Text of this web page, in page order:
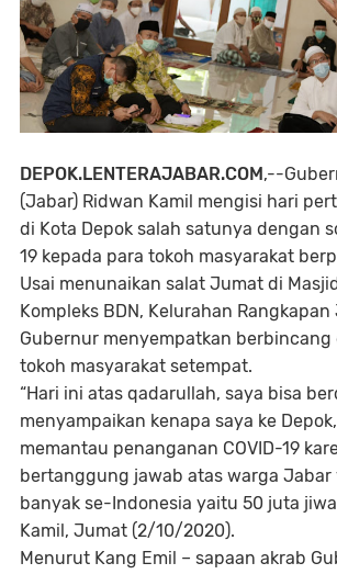
DEPOK.LENTERAJABAR.COM ,--
(Jabar) Ridwan Kamil mengisi hari
di Kota Depok salah satunya dengan
19 kepada para tokoh masyarakat
Usai menunaikan salat Jumat di
Kompleks BDN, Kelurahan
Gubernur menyempatkan berbincang
tokoh masyarakat setempat.
“Hari ini atas qadarullah, saya bisa
menyampaikan kenapa saya ke
memantau penanganan COVID-19
bertanggung jawab atas warga Jabar
banyak se-Indonesia yaitu 50 juta
Kamil, Jumat (2/10/2020).
Menurut Kang Emil – sapaan akrab